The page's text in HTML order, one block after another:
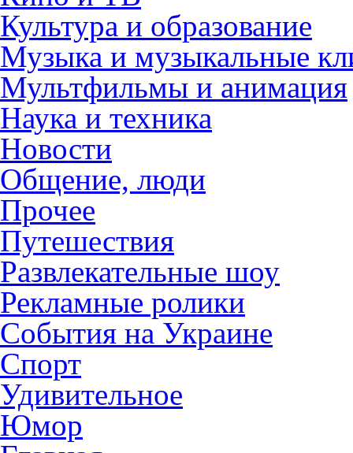
Культура и образование
Музыка и музыкальные
Мультфильмы и анимация
Наука и техника
Новости
Общение, люди
Прочее
Путешествия
Развлекательные шоу
Рекламные ролики
События на Украине
Спорт
Удивительное
Юмор